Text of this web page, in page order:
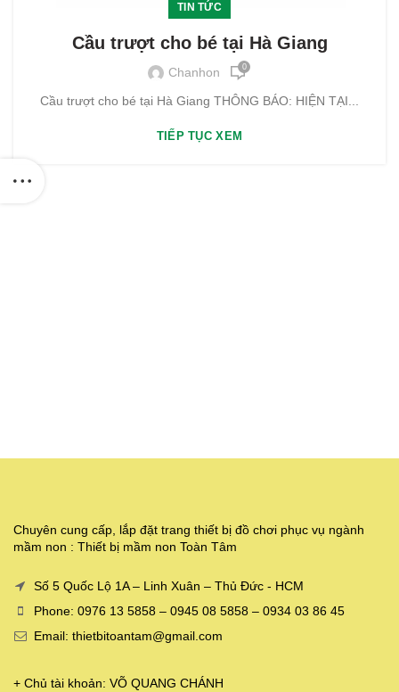
TIN TỨC
Cầu trượt cho bé tại Hà Giang
Chanhon 0
Cầu trượt cho bé tại Hà Giang THÔNG BÁO: HIỆN TẠI...
TIẾP TỤC XEM
Chuyên cung cấp, lắp đặt trang thiết bị đồ chơi phục vụ ngành
mầm non : Thiết bị mầm non Toàn Tâm
Số 5 Quốc Lộ 1A – Linh Xuân – Thủ Đức - HCM
Phone: 0976 13 5858 – 0945 08 5858 – 0934 03 86 45
Email: thietbitoantam@gmail.com
+ Chủ tài khoản: VÕ QUANG CHÁNH